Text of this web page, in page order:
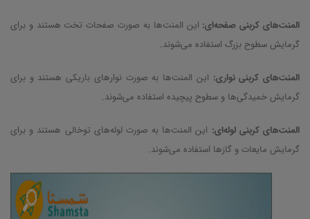
المنت‌های کربنی صفحه‌ای: این المنت‌ها به صورت صفحات تخت هستند و برای
گرمایش سطوح بزرگ استفاده می‌شوند.
المنت‌های کربنی نواری: این المنت‌ها به صورت نوارهای باریکی هستند و برای
گرمایش خمیدگی‌ها و سطوح پیچیده استفاده می‌شوند.
المنت‌های کربنی لوله‌ای: این المنت‌ها به صورت لوله‌های توخالی هستند و برای
گرمایش مایعات و گازها استفاده می‌شوند.